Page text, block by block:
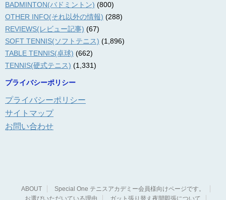
BADMINTON(バドミントン) (800)
OTHER INFO(それ以外の情報) (288)
REVIEWS(レビュー記事) (67)
SOFT TENNIS(ソフトテニス) (1,896)
TABLE TENNIS(卓球) (662)
TENNIS(硬式テニス) (1,331)
プライバシーポリシー
プライバシーポリシー
サイトマップ
お問い合わせ
ABOUT
Special One テニスアカデミー会員様向けページです。